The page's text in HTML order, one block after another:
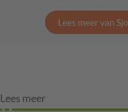
Lees meer van
Lees meer